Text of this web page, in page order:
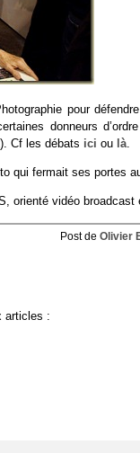
pour
donneurs
Cf les débats ici ou là.
qui fermait ses portes
orienté vidéo broadcast
Post de Olivier
articles :